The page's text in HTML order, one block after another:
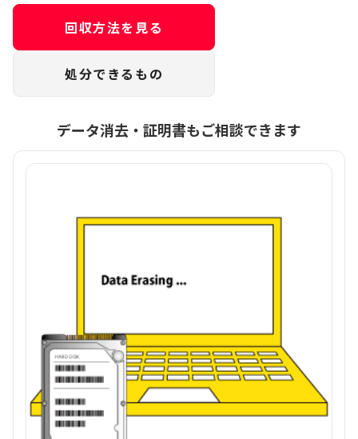
回収方法を見る
処分できるもの
データ消去・証明書もご相談できます